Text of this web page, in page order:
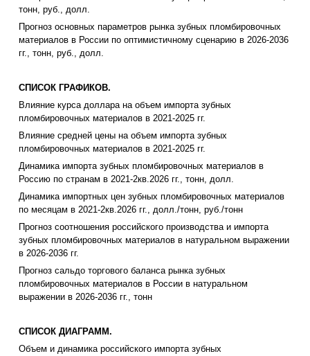
тонн, руб., долл.
Прогноз основных параметров рынка зубных пломбировочных
материалов в России по оптимистичному сценарию в 2026-2036
гг., тонн, руб., долл.
СПИСОК ГРАФИКОВ.
Влияние курса доллара на объем импорта зубных
пломбировочных материалов в 2021-2025 гг.
Влияние средней цены на объем импорта зубных
пломбировочных материалов в 2021-2025 гг.
Динамика импорта зубных пломбировочных материалов в
Россию по странам в 2021-2кв.2026 гг., тонн, долл.
Динамика импортных цен зубных пломбировочных материалов
по месяцам в 2021-2кв.2026 гг., долл./тонн, руб./тонн
Прогноз соотношения российского производства и импорта
зубных пломбировочных материалов в натуральном выражении
в 2026-2036 гг.
Прогноз сальдо торгового баланса рынка зубных
пломбировочных материалов в России в натуральном
выражении в 2026-2036 гг., тонн
СПИСОК ДИАГРАММ.
Объем и динамика российского импорта зубных